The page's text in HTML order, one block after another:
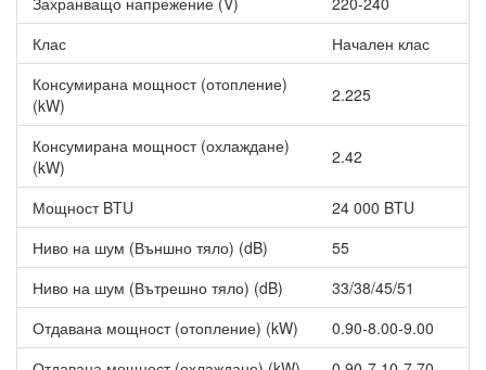
Клас
Начален клас
Консумирана мощност (отопление)
(kW)
2.225
Консумирана мощност (охлаждане)
(kW)
2.42
Мощност BTU
24 000 BTU
Ниво на шум (Външно тяло) (dB)
55
Ниво на шум (Вътрешно тяло) (dB)
33/38/45/51
Отдавана мощност (отопление) (kW)
0.90-8.00-9.00